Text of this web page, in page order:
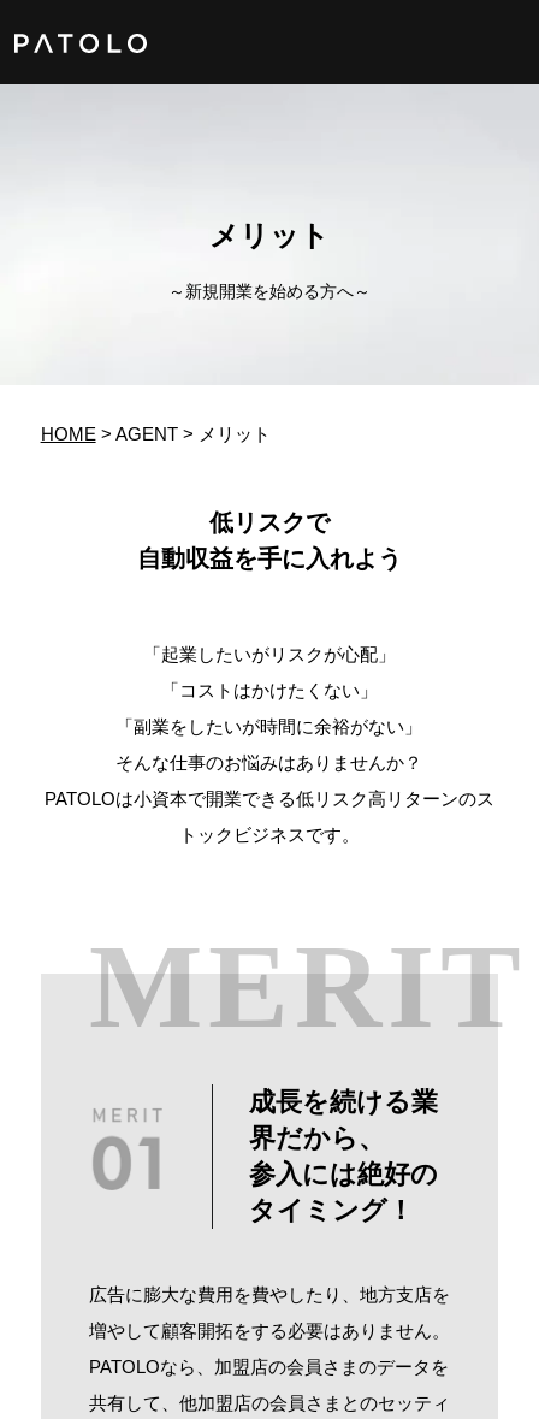
女性会員ログイン
男性会員ログイン
Language日本語
メリット
～新規開業を始める方へ～
HOME > AGENT> メリット
低リスクで
自動収益を手に入れよう
「起業したいがリスクが心配」
「コストはかけたくない」
「副業をしたいが時間に余裕がない」
そんな仕事のお悩みはありませんか？
PATOLOは小資本で開業できる低リスク高リターンのス
トックビジネスです。
MERIT
成長を続ける業
界だから、
参入には絶好の
タイミング！
広告に膨大な費用を費やしたり、地方支店を
増やして顧客開拓をする必要はありません。
PATOLOなら、加盟店の会員さまのデータを
共有して、他加盟店の会員さまとのセッティ